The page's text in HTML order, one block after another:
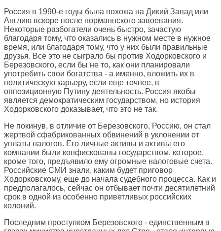
Россия в 1990-е годы была похожа на Дикий Запад или
Англию вскоре после норманнского завоевания.
Некоторые разбогатели очень быстро, зачастую
благодаря тому, что оказались в нужном месте в нужное
время, или благодаря тому, что у них были правильные
друзья. Все это не сыграло бы против Ходорковского и
Березовского, если бы не то, как они планировали
употребить свои богатства - а именно, вложить их в
политическую карьеру, если еще точнее, в
оппозиционную Путину деятельность. Россия якобы
является демократическим государством, но история
Ходорковского доказывает, что это не так.
Не покинув, в отличие от Березовского, Россию, он стал
жертвой сфабрикованных обвинений в уклонении от
уплаты налогов. Его личные активы и активы его
компании были конфискованы государством, которое,
кроме того, предъявило ему огромные налоговые счета.
Российские СМИ знали, каким будет приговор
Ходорковскому, еще до начала судебного процесса. Как и
предполагалось, сейчас он отбывает почти десятилетний
срок в одной из особенно приветливых российских
колоний.
Последним проступком Березовского - единственным в